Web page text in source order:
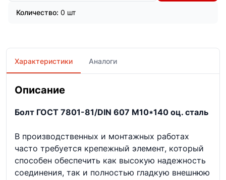
Количество: 0 шт
Характеристики Аналоги
Описание
Болт ГОСТ 7801-81/DIN 607 М10*140 оц. сталь
В производственных и монтажных работах
часто требуется крепежный элемент, который
способен обеспечить как высокую надежность
соединения, так и полностью гладкую внешнюю